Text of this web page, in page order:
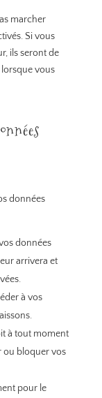
marcher
Si vous
ils seront de
vous
données
données
arrivera et
à vos
à tout moment
ou bloquer vos
pour le